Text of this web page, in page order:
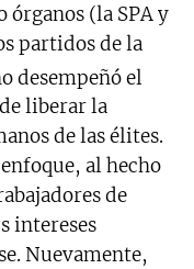
(la SPA y
partidos de la
desempeñó el
liberar la
de las élites.
al hecho
de
intereses
Nuevamente,